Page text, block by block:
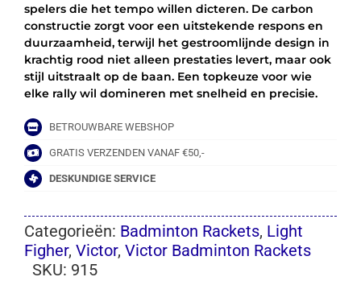
spelers die het tempo willen dicteren. De carbon
constructie zorgt voor een uitstekende respons en
duurzaamheid, terwijl het gestroomlijnde design in
krachtig rood niet alleen prestaties levert, maar ook
stijl uitstraalt op de baan. Een topkeuze voor wie
elke rally wil domineren met snelheid en precisie.
BETROUWBARE WEBSHOP
GRATIS VERZENDEN VANAF €50,-
DESKUNDIGE SERVICE
Categorieën: Badminton Rackets, Light
Figher, Victor, Victor Badminton Rackets
SKU: 915